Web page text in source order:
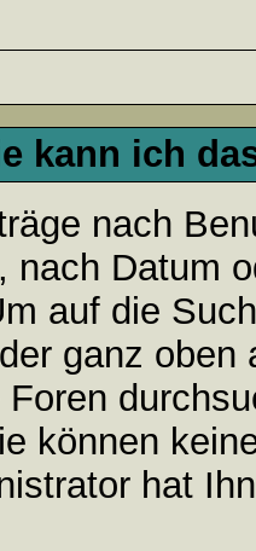
kann ich
nach
nach Datum
auf die
ganz
können
hat